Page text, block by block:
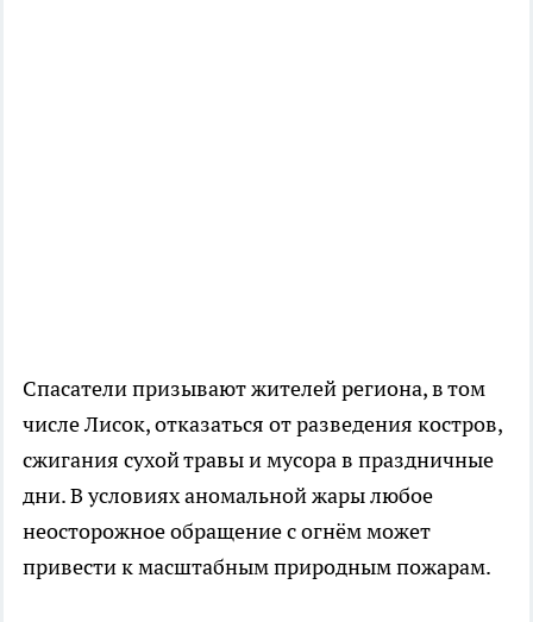
Спасатели призывают жителей региона, в том
числе Лисок, отказаться от разведения костров,
сжигания сухой травы и мусора в праздничные
дни. В условиях аномальной жары любое
неосторожное обращение с огнём может
привести к масштабным природным пожарам.